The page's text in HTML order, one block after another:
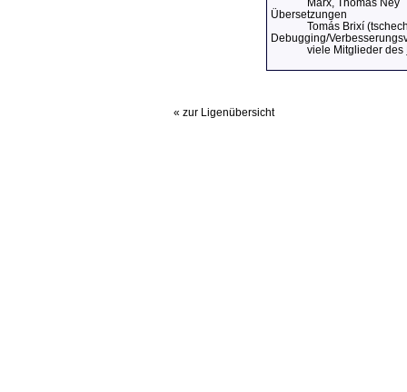
Marx, Thomas Ney
Übersetzungen
Tomás Brixí
Debugging/
viele Mitglieder des
« zur Ligenübersicht